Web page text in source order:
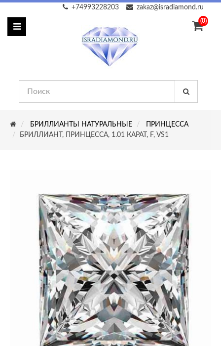
zakaz@isradiamond.ru
+74993228203
(0)
БРИЛЛИАНТЫ НАТУРАЛЬНЫЕ
ПРИНЦЕССА
БРИЛЛИАНТ, ПРИНЦЕССА, 1.01 КАРАТ, F, VS1